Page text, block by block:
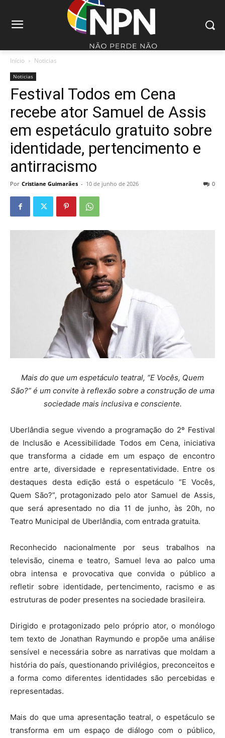
Início Noticias
Noticias
Festival Todos em Cena
recebe ator Samuel de Assis
em espetáculo gratuito sobre
identidade, pertencimento e
antirracismo
Por Cristiane Guimarães - 10 de junho de 2026 0
Mais do que um espetáculo teatral, “E Vocês, Quem
São?” é um convite à reflexão sobre a construção de uma
sociedade mais inclusiva e consciente.
Uberlândia segue vivendo a programação do 2º Festival
de Inclusão e Acessibilidade Todos em Cena, iniciativa
que transforma a cidade em um espaço de encontro
entre arte, diversidade e representatividade. Entre os
destaques desta edição está o espetáculo “E Vocês,
Quem São?”, protagonizado pelo ator Samuel de Assis,
que será apresentado no dia 11 de junho, às 20h, no
Teatro Municipal de Uberlândia, com entrada gratuita.
Reconhecido nacionalmente por seus trabalhos na
televisão, cinema e teatro, Samuel leva ao palco uma
obra intensa e provocativa que convida o público a
refletir sobre identidade, pertencimento, racismo e as
estruturas de poder presentes na sociedade brasileira.
Dirigido e protagonizado pelo próprio ator, o monólogo
tem texto de Jonathan Raymundo e propõe uma análise
sensível e necessária sobre as narrativas que moldam a
história do país, questionando privilégios, preconceitos e
a forma como diferentes identidades são percebidas e
representadas.
Mais do que uma apresentação teatral, o espetáculo se
transforma em um espaço de diálogo com o público,